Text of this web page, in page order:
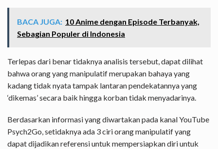
BACA JUGA: 10 Anime dengan Episode Terbanyak,
Sebagian Populer di Indonesia
Terlepas dari benar tidaknya analisis tersebut, dapat dilihat
bahwa orang yang manipulatif merupakan bahaya yang
kadang tidak nyata tampak lantaran pendekatannya yang
‘dikemas’ secara baik hingga korban tidak menyadarinya.
Berdasarkan informasi yang diwartakan pada kanal YouTube
Psych2Go, setidaknya ada 3 ciri orang manipulatif yang
dapat dijadikan referensi untuk mempersiapkan diri untuk